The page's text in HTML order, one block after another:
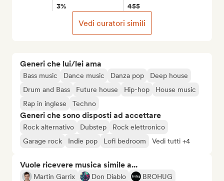
Generi che lui/lei ama
Bass music Dance music Danza pop
Deep house
Drum and Bass
Future house Hip-hop
House music
Rap in inglese
Techno
Generi che sono disposti ad accettare
Rock alternativo Dubstep
Rock elettronico
Garage rock
Indie pop Lofi bedroom Vedi tutti +4
Vuole ricevere musica simile a...
Martin Garrix Don Diablo
BROHUG
3% 455
Vedi curatori simili